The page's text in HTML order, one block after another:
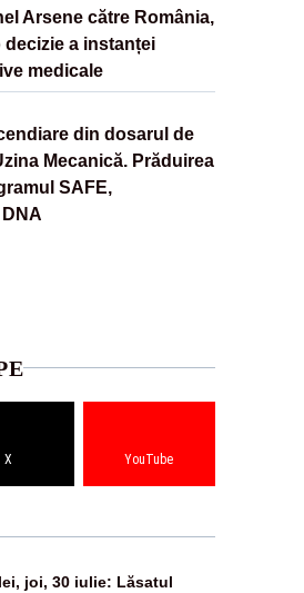
Arsene către România,
decizie a instanței
medicale
din dosarul de
Mecanică. Prăduirea
SAFE,
X YouTube
joi, 30 iulie: Lăsatul